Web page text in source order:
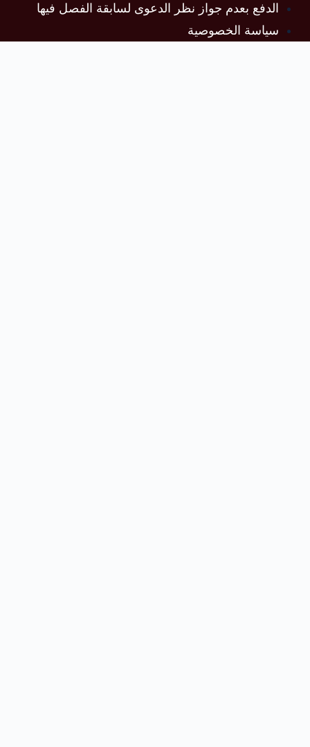
الدفع بعدم جواز نظر الدعوى لسابقة الفصل فيها
سياسة الخصوصية